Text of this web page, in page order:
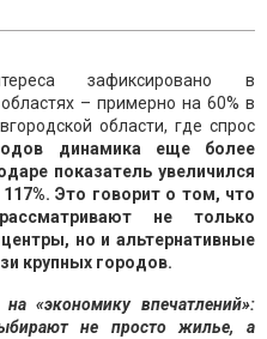
зафиксировано в
– примерно на 60% в
области, где спрос
динамика еще более
показатель увеличился
Это говорит о том, что
не только
но и альтернативные
крупных городов.
«экономику впечатлений»:
не просто жилье, а